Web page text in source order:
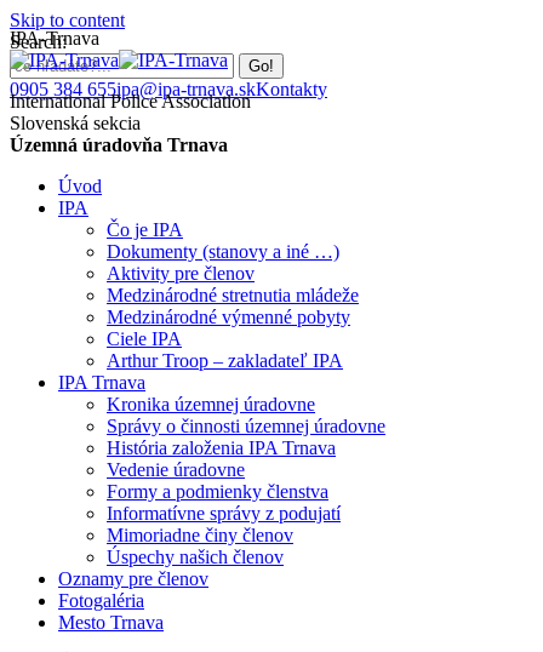
Skip to content
Search:
0905 384 655ipa@ipa-trnava.skKontakty
IPA-Trnava
International Police Association
Slovenská sekcia
Územná úradovňa Trnava
Úvod
IPA
Čo je IPA
Dokumenty (stanovy a iné …)
Aktivity pre členov
Medzinárodné stretnutia mládeže
Medzinárodné výmenné pobyty
Ciele IPA
Arthur Troop – zakladateľ IPA
IPA Trnava
Kronika územnej úradovne
Správy o činnosti územnej úradovne
História založenia IPA Trnava
Vedenie úradovne
Formy a podmienky členstva
Informatívne správy z podujatí
Mimoriadne činy členov
Úspechy našich členov
Oznamy pre členov
Fotogaléria
Mesto Trnava